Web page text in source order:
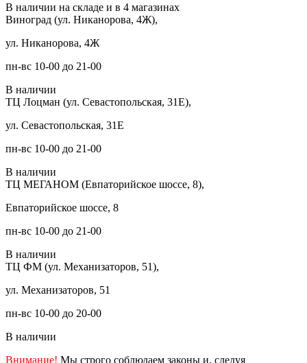
В наличии на складе и в 4 магазинах
Виноград (ул. Никанорова, 4Ж),
ул. Никанорова, 4Ж
пн-вс 10-00 до 21-00
В наличии
ТЦ Лоцман (ул. Севастопольская, 31Е),
ул. Севастопольская, 31Е
пн-вс 10-00 до 21-00
В наличии
ТЦ МЕГАНОМ (Евпаторийское шоссе, 8),
Евпаторийское шоссе, 8
пн-вс 10-00 до 21-00
В наличии
ТЦ ФМ (ул. Механизаторов, 51),
ул. Механизаторов, 51
пн-вс 10-00 до 20-00
В наличии
Внимание! Мы строго соблюдаем законы и, следуя